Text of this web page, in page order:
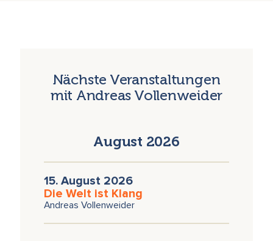
Nächste Veranstaltungen
mit Andreas Vollenweider
August 2026
15. August 2026
Die Welt ist Klang
Andreas Vollenweider